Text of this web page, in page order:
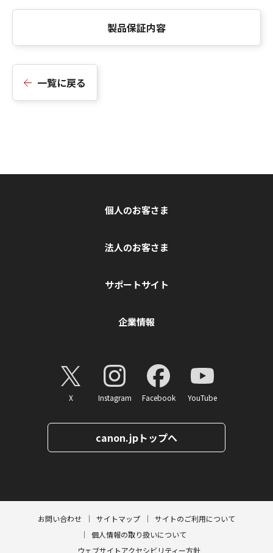
製品保証内容
一覧に戻る
個人のお客さま
法人のお客さま
サポートサイト
企業情報
X Instagram Facebook YouTube
canon.jpトップへ
お問い合わせ サイトマップ
サイトのご利用について
個人情報の取り扱いについて
ウェブサイトアクセシビリティー方針